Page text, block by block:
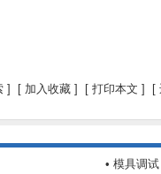
] [ 加入收藏 ] [ 打印本文 ] [
• 模具调